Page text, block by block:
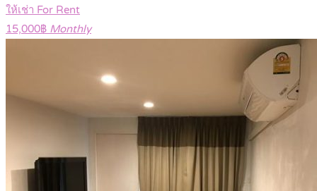
ให้เช่า For Rent
15,000฿ Monthly